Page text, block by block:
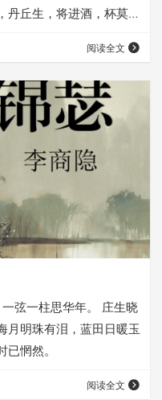
丹丘生，将进酒，杯莫
惟有饮者留其名。 陈王
人何为言少钱，径须沽取
出换美酒，与尔同销万古
阅读全文
弦一柱思华年。 庄生晓
月明珠有泪，蓝田日暖玉
惘然。
阅读全文